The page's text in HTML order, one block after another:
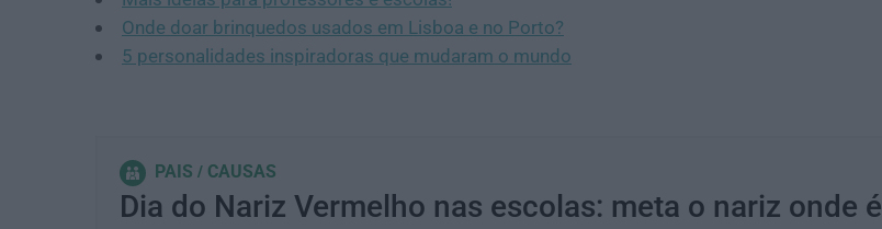
Onde doar brinquedos usados em Lisboa e no Porto?
5 personalidades inspiradoras que mudaram o mundo
PAIS CAUSAS
Dia do Nariz Vermelho nas escolas: meta o nariz onde é